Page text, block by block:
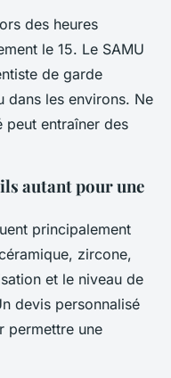
des heures
le 15. Le SAMU
de garde
dans les environs. Ne
peut entraîner des
autant pour une
principalement
zircone,
et le niveau de
devis personnalisé
permettre une